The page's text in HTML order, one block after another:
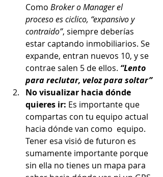
Como Broker o Manager el
proceso es ciclico, “expansivo y
contraido”, siempre deberías
estar captando inmobiliarios. Se
expande, entran nuevos 10, y se
contrae salen 5 de ellos. “Lento
para reclutar, veloz para soltar”
No visualizar hacia dónde
quieres ir: Es importante que
compartas con tu equipo actual
hacia dónde van como equipo.
Tener esa visió de futuron es
sumamente importante porque
sin ella no tienes un mapa para